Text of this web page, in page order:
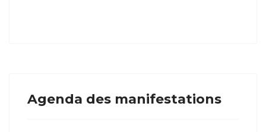
Agenda des manifestations